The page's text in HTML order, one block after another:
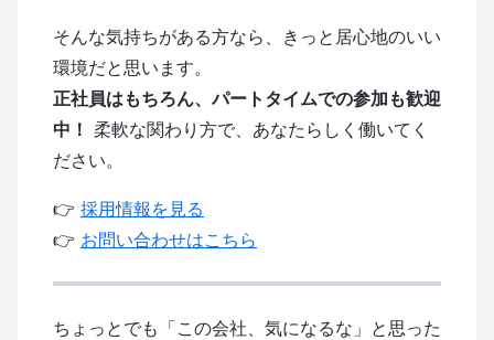
そんな気持ちがある方なら、きっと居心地のいい
環境だと思います。
正社員はもちろん、パートタイムでの参加も歓迎
中！ 柔軟な関わり方で、あなたらしく働いてく
ださい。
👉 採用情報を見る
👉 お問い合わせはこちら
ちょっとでも「この会社、気になるな」と思った